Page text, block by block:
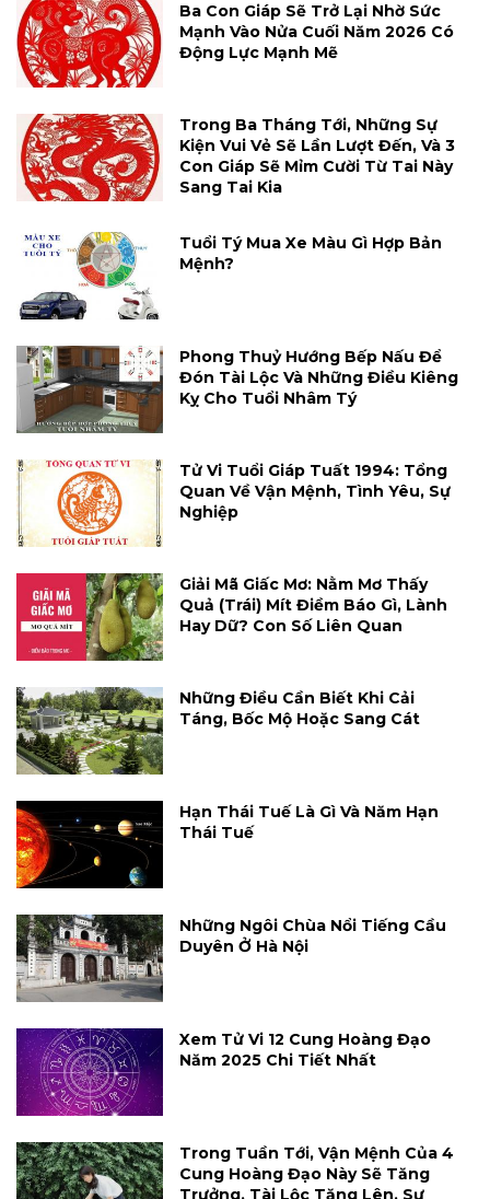
Ba Con Giáp Sẽ Trở Lại Nhờ Sức
Mạnh Vào Nửa Cuối Năm 2026 Có
Động Lực Mạnh Mẽ
Trong Ba Tháng Tới, Những Sự
Kiện Vui Vẻ Sẽ Lần Lượt Đến, Và 3
Con Giáp Sẽ Mỉm Cười Từ Tai Này
Sang Tai Kia
Tuổi Tý Mua Xe Màu Gì Hợp Bản
Mệnh?
Phong Thuỷ Hướng Bếp Nấu Để
Đón Tài Lộc Và Những Điều Kiêng
Kỵ Cho Tuổi Nhâm Tý
Tử Vi Tuổi Giáp Tuất 1994: Tổng
Quan Về Vận Mệnh, Tình Yêu, Sự
Nghiệp
Giải Mã Giấc Mơ: Nằm Mơ Thấy
Quả (trái) Mít Điềm Báo Gì, Lành
Hay Dữ? Con Số Liên Quan
Những Điều Cần Biết Khi Cải
Táng, Bốc Mộ Hoặc Sang Cát
Hạn Thái Tuế Là Gì Và Năm Hạn
Thái Tuế
Những Ngôi Chùa Nổi Tiếng Cầu
Duyên Ở Hà Nội
Xem Tử Vi 12 Cung Hoàng Đạo
Năm 2025 Chi Tiết Nhất
Trong Tuần Tới, Vận Mệnh Của 4
Cung Hoàng Đạo Này Sẽ Tăng
Trưởng, Tài Lộc Tăng Lên, Sự